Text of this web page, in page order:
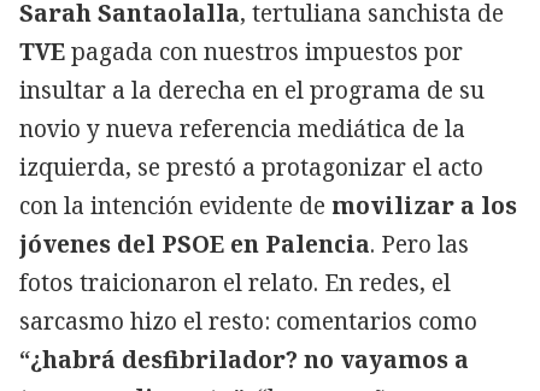
Sarah Santaolalla, tertuliana sanchista de
TVEpagada con nuestros impuestos por
insultar a la derecha en el programa de su
novio y nueva referencia mediática de la
izquierda, se prestó a protagonizar el acto
con la intención evidente de movilizar a los
jóvenes del PSOE en Palencia. Pero las
fotos traicionaron el relato. En redes, el
sarcasmo hizo el resto: comentarios como
“¿habrá desfibrilador? no vayamos a